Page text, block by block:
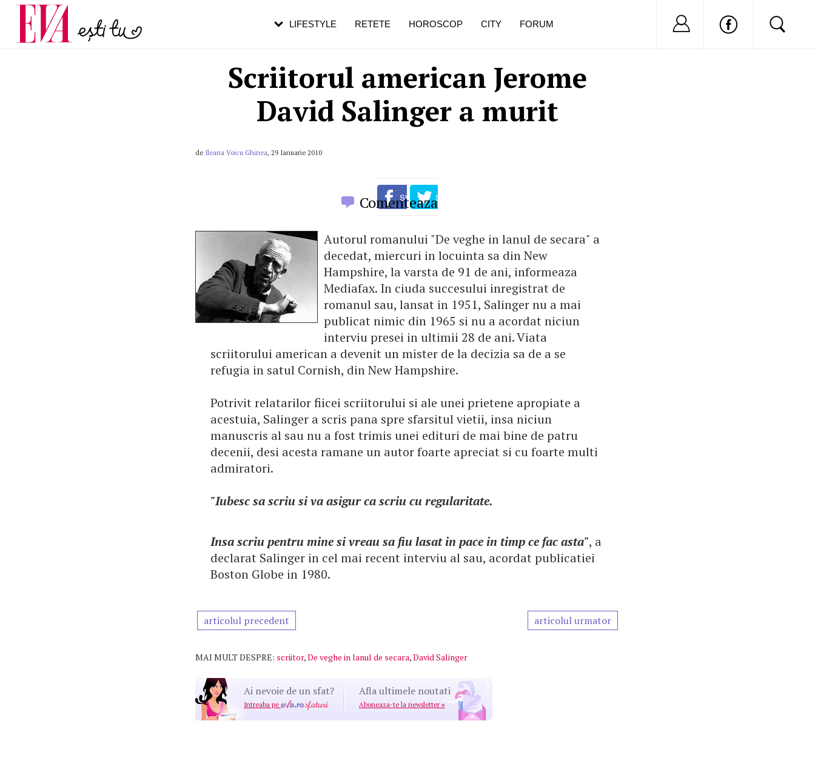
Scriitorul american Jerome
David Salinger a murit
de Ileana Voicu Ghinea, 29 Ianuarie 2010
Comenteaza
Autorul romanului "De veghe in lanul de secara" a
decedat, miercuri in locuinta sa din New
Hampshire, la varsta de 91 de ani, informeaza
Mediafax. In ciuda succesului inregistrat de
romanul sau, lansat in 1951, Salinger nu a mai
publicat nimic din 1965 si nu a acordat niciun
interviu presei in ultimii 28 de ani. Viata
scriitorului american a devenit un mister de la decizia sa de a se
refugia in satul Cornish, din New Hampshire.
Potrivit relatarilor fiicei scriitorului si ale unei prietene apropiate a
acestuia, Salinger a scris pana spre sfarsitul vietii, insa niciun
manuscris al sau nu a fost trimis unei edituri de mai bine de patru
decenii, desi acesta ramane un autor foarte apreciat si cu foarte multi
admiratori.
"Iubesc sa scriu si va asigur ca scriu cu regularitate.
Insa scriu pentru mine si vreau sa fiu lasat in pace in timp ce fac asta", a
declarat Salinger in cel mai recent interviu al sau, acordat publicatiei
Boston Globe in 1980.
articolul precedent articolul urmator
MAI MULT DESPRE: scriitor,De veghe in lanul de secara,David Salinger
Ai nevoie de un sfat?
Intreaba pe
Afla ultimele noutati
Aboneaza-te la newsletter »
LIFESTYLE RETETE HOROSCOP CITY FORUM Nu ai cont?
Carieră
Actualitate
pe măsură ce înaintezi în vârstă
de dureroasă este investigația